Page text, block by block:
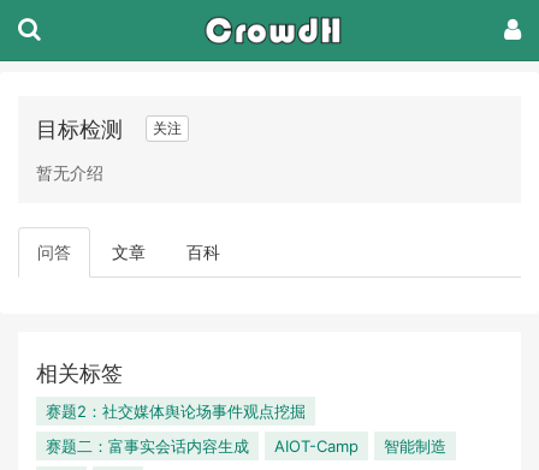
目标检测 关注
暂无介绍
问答 文章 百科
相关标签
赛题2：社交媒体舆论场事件观点挖掘
赛题二：富事实会话内容生成
AIOT-Camp
智能制造